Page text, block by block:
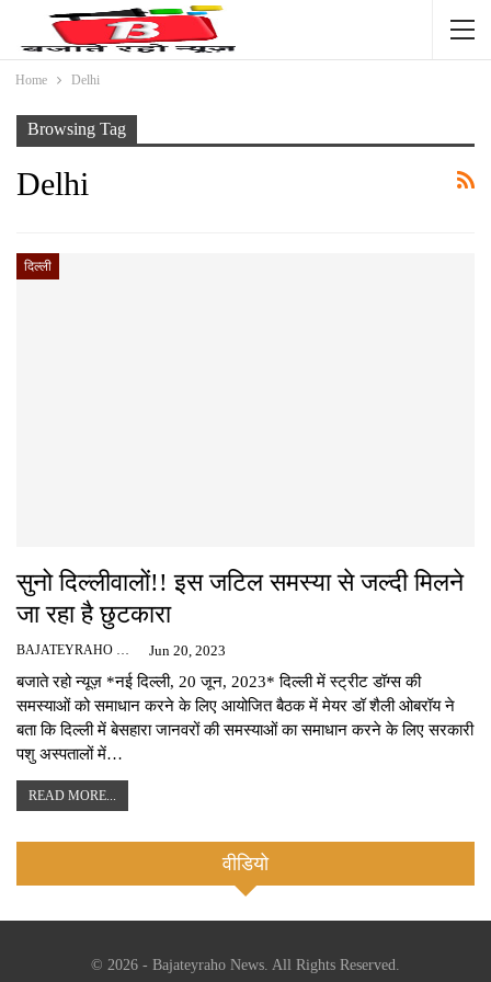
Home Delhi
Browsing Tag
Delhi
दिल्ली
सुनो दिल्लीवालों!! इस जटिल समस्या से जल्दी मिलने
जा रहा है छुटकारा
BAJATEYRAHO NEWS Jun 20, 2023
बजाते रहो न्यूज़ *नई दिल्ली, 20 जून, 2023* दिल्ली में स्ट्रीट डॉग्स की
समस्याओं को समाधान करने के लिए आयोजित बैठक में मेयर डॉ शैली ओबरॉय ने
बता कि दिल्ली में बेसहारा जानवरों की समस्याओं का समाधान करने के लिए सरकारी
पशु अस्पतालों में…
READ MORE...
वीडियो
© 2026 - Bajateyraho News. All Rights Reserved.